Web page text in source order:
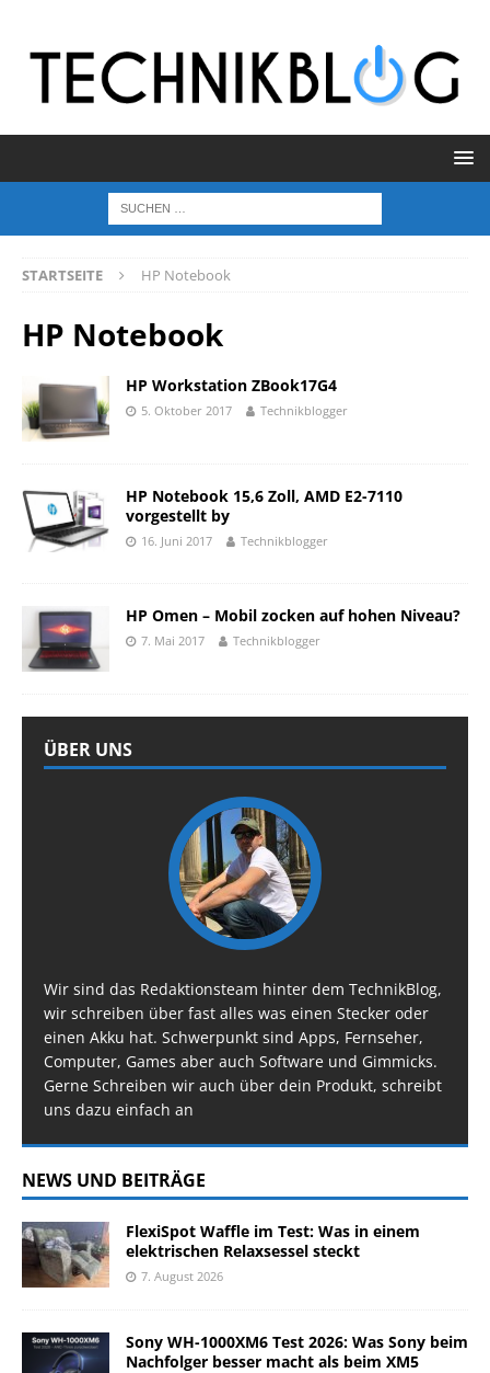
STARTSEITE HP Notebook
HP Notebook
HP Workstation ZBook17G4
5. Oktober 2017 Technikblogger
HP Notebook 15,6 Zoll, AMD E2-7110
vorgestellt by
16. Juni 2017 Technikblogger
HP Omen – Mobil zocken auf hohen Niveau?
7. Mai 2017 Technikblogger
ÜBER UNS
Wir sind das Redaktionsteam hinter dem TechnikBlog,
wir schreiben über fast alles was einen Stecker oder
einen Akku hat. Schwerpunkt sind Apps, Fernseher,
Computer, Games aber auch Software und Gimmicks.
Gerne Schreiben wir auch über dein Produkt, schreibt
uns dazu einfach an
NEWS UND BEITRÄGE
FlexiSpot Waffle im Test: Was in einem
elektrischen Relaxsessel steckt
7. August 2026
Sony WH-1000XM6 Test 2026: Was Sony beim
Nachfolger besser macht als beim XM5